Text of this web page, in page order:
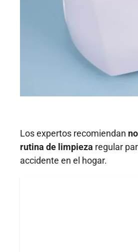
Los expertos recomiendan
rutina de limpieza regular
accidente en el hogar.